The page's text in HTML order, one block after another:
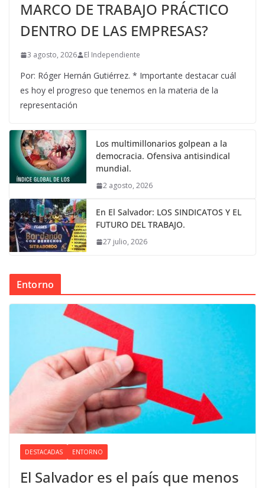
MARCO DE TRABAJO PRÁCTICO
DENTRO DE LAS EMPRESAS?
3 agosto, 2026 El Independiente
Por: Róger Hernán Gutiérrez. * Importante destacar cuál
es hoy el progreso que tenemos en la materia de la
representación
Los multimillonarios golpean a la
democracia. Ofensiva antisindical
mundial.
2 agosto, 2026
En El Salvador: LOS SINDICATOS Y EL
FUTURO DEL TRABAJO.
27 julio, 2026
Entorno
DESTACADAS ENTORNO
El Salvador es el país que menos